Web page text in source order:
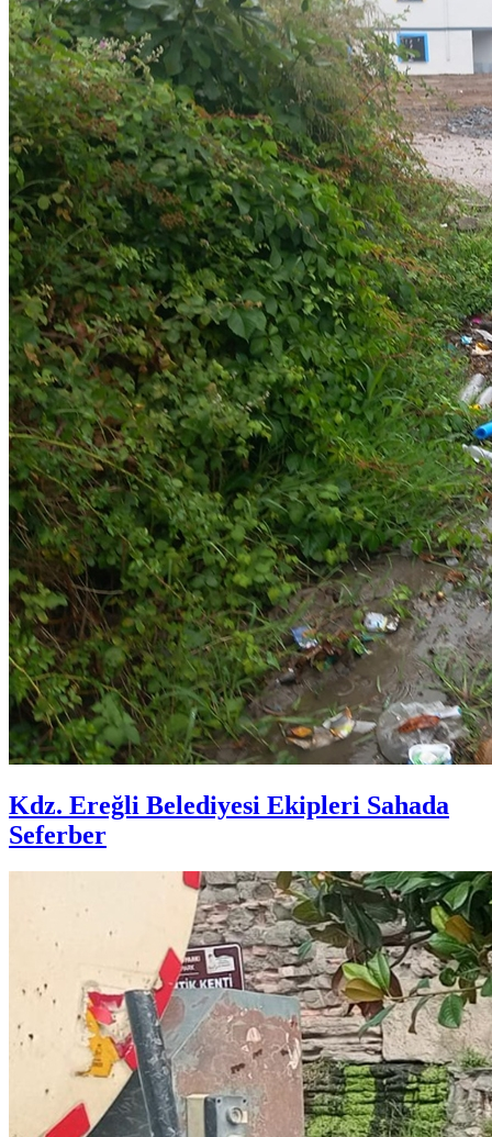
Kdz. Ereğli Belediyesi Ekipleri Sahada
Seferber